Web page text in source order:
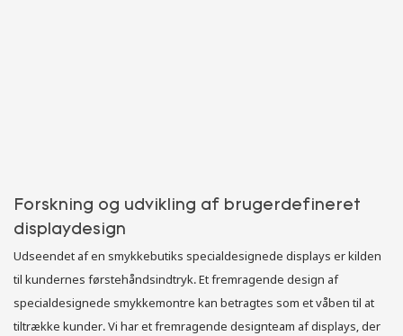
Forskning og udvikling af brugerdefineret
displaydesign
Udseendet af en smykkebutiks specialdesignede displays er kilden
til kundernes førstehåndsindtryk. Et fremragende design af
specialdesignede smykkemontre kan betragtes som et våben til at
tiltrække kunder. Vi har et fremragende designteam af displays, der